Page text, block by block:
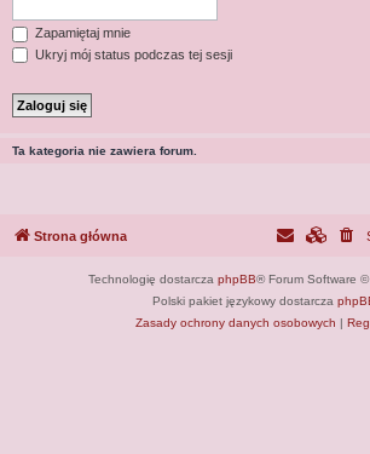
Zapamiętaj mnie
Ukryj mój status podczas tej sesji
Ta kategoria nie zawiera forum.
Strona główna
Technologię dostarcza phpBB® Forum Software
Polski pakiet językowy dostarcza
Zasady ochrony danych osobowych |